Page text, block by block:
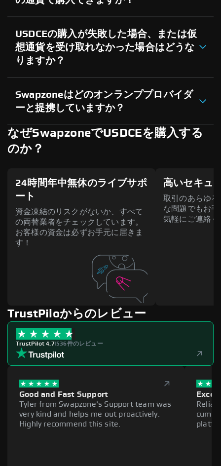
USDCEの購入が失敗した場合、または仮
想通貨を受け取れなかった場合はどうな
りますか？
Swapzoneはどのオンランププロバイダ
ーと提携していますか？
なぜSwapzoneでUSDCEを購入する
のか？
24時間年中無休のライブサポ
ート
資金凍結のリスクがないか、すべて
の両替業者をチェックしています。
お客様の資金は必ずお手元に届きま
す！
高いセキュ
取引のあらゆ
な問題でもお
気軽にご連絡
TrustPiloからのレビュー
TrustPilot 4.7|536件のレビュー
Good and Fast Support
Tyler from Swapzone's Support team was
very kind and helps me out proactively.
Highly recommend this site.